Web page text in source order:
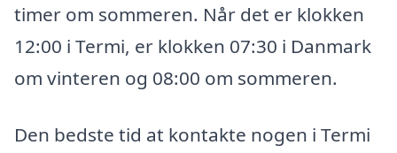
timer om sommeren. Når det er klokken
12:00 i Termi, er klokken 07:30 i Danmark
om vinteren og 08:00 om sommeren.
Den bedste tid at kontakte nogen i Termi